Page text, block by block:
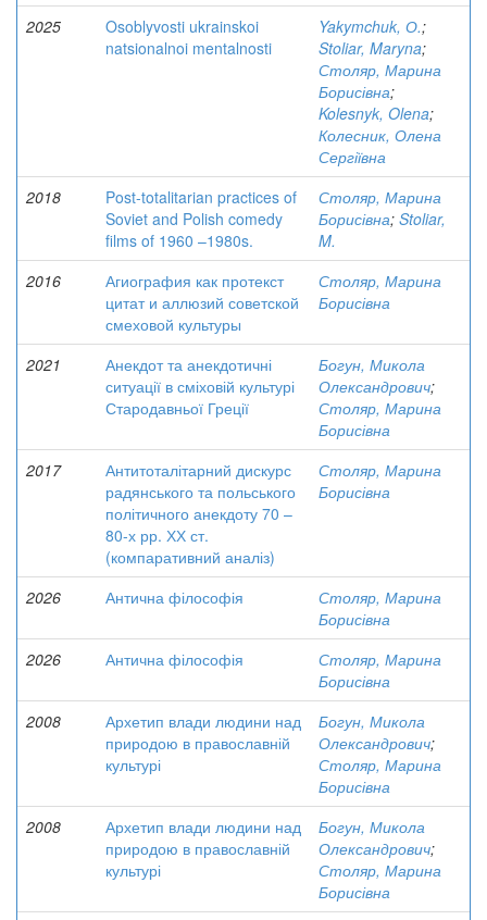
2025
Osoblyvosti ukrainskoi
natsionalnoi mentalnosti
Yakymchuk, О.;
Stoliar, Maryna;
Столяр, Марина
Борисівна;
Kolesnyk, Olena;
Колесник, Олена
Сергіївна
2018
Post-totalitarian practices of
Soviet and Polish comedy
films of 1960 –1980s.
Столяр, Марина
Борисівна; Stoliar,
M.
2016
Агиография как протекст
цитат и аллюзий советской
смеховой культуры
Столяр, Марина
Борисівна
2021
Анекдот та анекдотичні
ситуації в сміховій культурі
Стародавньої Греції
Богун, Микола
Олександрович;
Столяр, Марина
Борисівна
2017
Антитоталітарний дискурс
радянського та польського
політичного анекдоту 70 –
80-х рр. ХХ ст.
(компаративний аналіз)
Столяр, Марина
Борисівна
2026 Антична філософія
Столяр, Марина
Борисівна
2026
Антична філософія
Столяр, Марина
Борисівна
2008
Архетип влади людини над
природою в православній
культурі
Богун, Микола
Олександрович;
Столяр, Марина
Борисівна
2008
Архетип влади людини над
природою в православній
культурі
Богун, Микола
Олександрович;
Столяр, Марина
Борисівна